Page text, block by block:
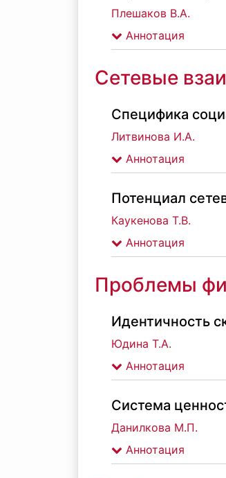
Плешаков В.А.
Аннотация
Сетевые
Специфика
Литвинова И.А.
Аннотация
Потенциал
Каукенова Т.В.
Аннотация
Проблемы
Идентичность
Юдина Т.А.
Аннотация
Система
Данилкова М.П.
Аннотация